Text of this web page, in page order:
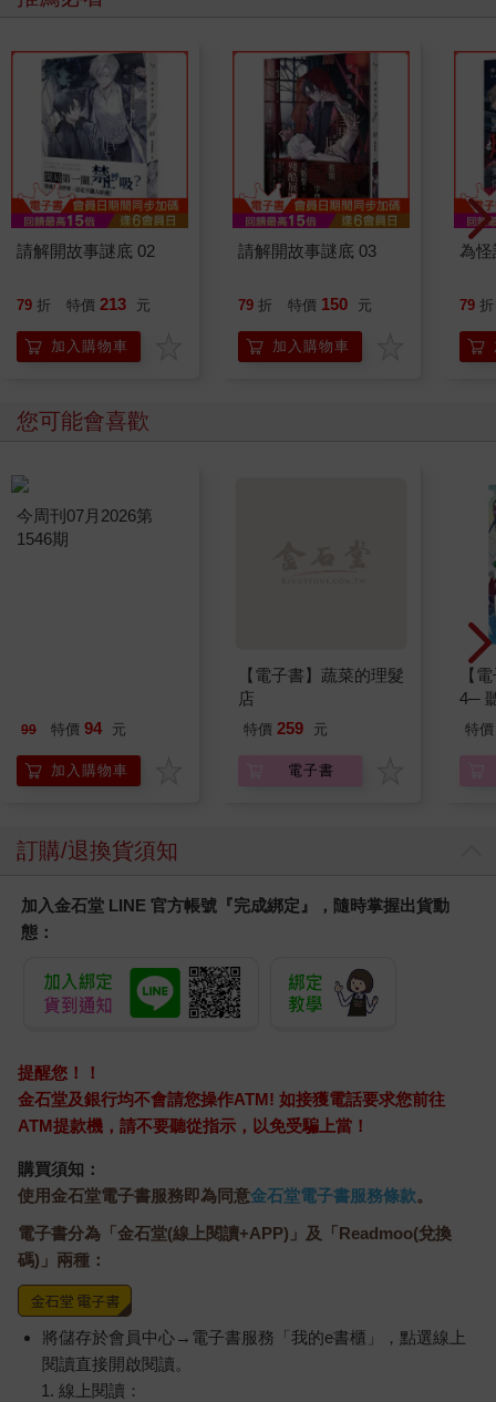
請解開故事謎底 02
79 折 特價 213 元
加入購物車
請解開故事謎底 03
79 折 特價 150 元
加入購物車
為
79 折
您可能會喜歡
99 特價 94 元
加入購物車
【電子書】蔬菜的理髮
店
特價 259 元
電子書
【
4─
期
特價
訂購/退換貨須知
加入金石堂 LINE 官方帳號『完成綁定』，隨時掌握出貨動
態：
提醒您！！
金石堂及銀行均不會請您操作ATM! 如接獲電話要求您前往
ATM提款機，請不要聽從指示，以免受騙上當！
購買須知：
使用金石堂電子書服務即為同意金石堂電子書服務條款。
電子書分為「金石堂(線上閱讀+APP)」及「Readmoo(兌換
碼)」兩種：
將儲存於會員中心→電子書服務「我的e書櫃」，點選線上
閱讀直接開啟閱讀。
線上閱讀：